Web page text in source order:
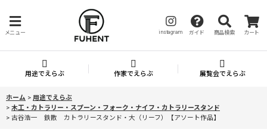
メニュー instagram ガイド 商品検索 カート
用途でえらぶ 作家でえらぶ 展覧会でえらぶ
ホーム > 用途でえらぶ
> 木工・カトラリー・スプーン・フォーク・ナイフ・カトラリースタンド
> 古谷浩一 鉄散 カトラリースタンド・大（リーフ）【アソート作品】